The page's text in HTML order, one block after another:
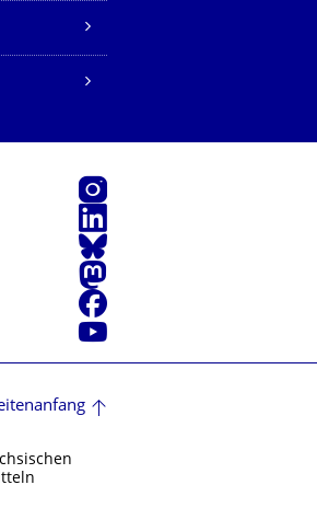
Instagram
LinkedIn
Bluesky
Mastodon
Facebook
Youtube